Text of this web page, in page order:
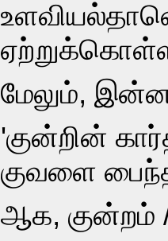
மேலும்,
'குன்றின்
குவளை
ஆக, குன்றம்